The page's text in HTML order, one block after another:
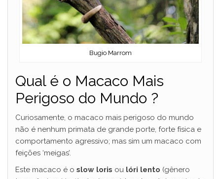
Bugio Marrom
Qual é o Macaco Mais
Perigoso do Mundo ?
Curiosamente, o macaco mais perigoso do mundo
não é nenhum primata de grande porte, forte física e
comportamento agressivo; mas sim um macaco com
feições ‘meigas’.
Este macaco é o slow loris ou lóri lento (gênero